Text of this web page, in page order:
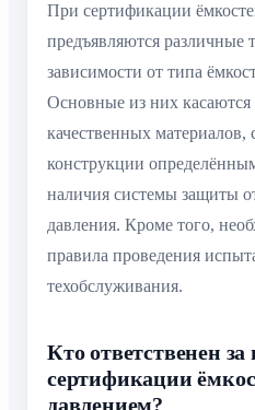
При сертификации
предъявляются различные
зависимости от типа
Основные из них касаются
качественных материалов,
конструкции
наличия системы защиты
давления. Кроме того,
правила проведения
техобслуживания.
Кто ответственен за
сертификации
давлением?